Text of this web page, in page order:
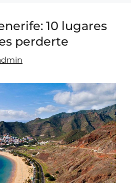
10 lugares
perderte